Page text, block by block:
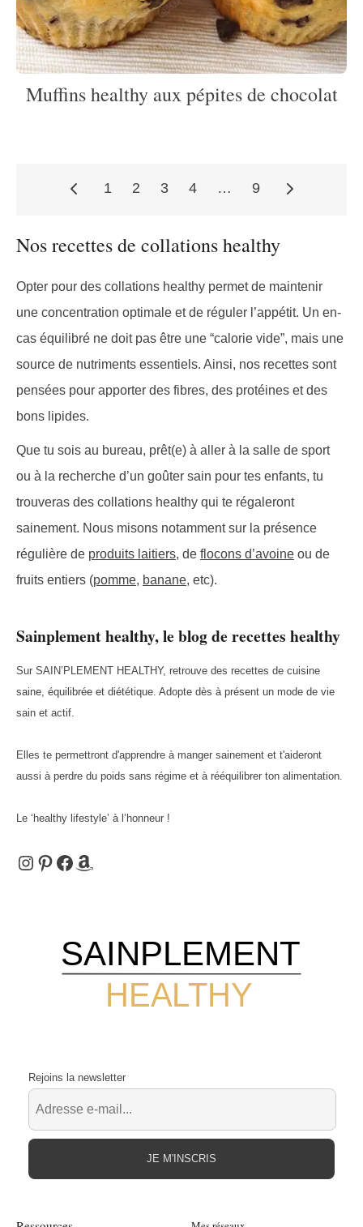
Muffins healthy aux pépites de chocolat
Pagination
publications
1 2 3 4 … 9
Nos recettes de collations healthy
Opter pour des collations healthy permet de maintenir
une concentration optimale et de réguler l’appétit. Un en-
cas équilibré ne doit pas être une “calorie vide”, mais une
source de nutriments essentiels. Ainsi, nos recettes sont
pensées pour apporter des fibres, des protéines et des
bons lipides.
Que tu sois au bureau, prêt(e) à aller à la salle de sport
ou à la recherche d’un goûter sain pour tes enfants, tu
trouveras des collations healthy qui te régaleront
sainement. Nous misons notamment sur la présence
régulière de produits laitiers, de flocons d’avoine ou de
fruits entiers (pomme, banane, etc).
Sainplement healthy, le blog de recettes healthy
Sur SAIN’PLEMENT HEALTHY, retrouve des recettes de cuisine
saine, équilibrée et diététique. Adopte dès à présent un mode de vie
sain et actif.
Elles te permettront d'apprendre à manger sainement et t'aideront
aussi à perdre du poids sans régime et à rééquilibrer ton alimentation.
Le ‘healthy lifestyle’ à l’honneur !
Instagram
Pinterest
Facebook
Amazon
HEALTHY
SAINPLEMENT
Rejoins la newsletter
JE M'INSCRIS